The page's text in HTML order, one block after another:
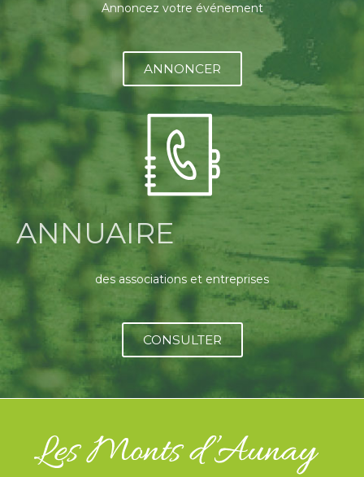
Annoncez votre événement
ANNONCER
ANNUAIRE
des associations et entreprises
CONSULTER